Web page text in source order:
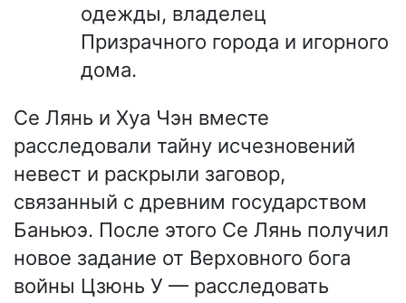
одежды, владелец
Призрачного города и игорного
дома.
Се Лянь и Хуа Чэн вместе
расследовали тайну исчезновений
невест и раскрыли заговор,
связанный с древним государством
Баньюэ. После этого Се Лянь получил
новое задание от Верховного бога
войны Цзюнь У — расследовать